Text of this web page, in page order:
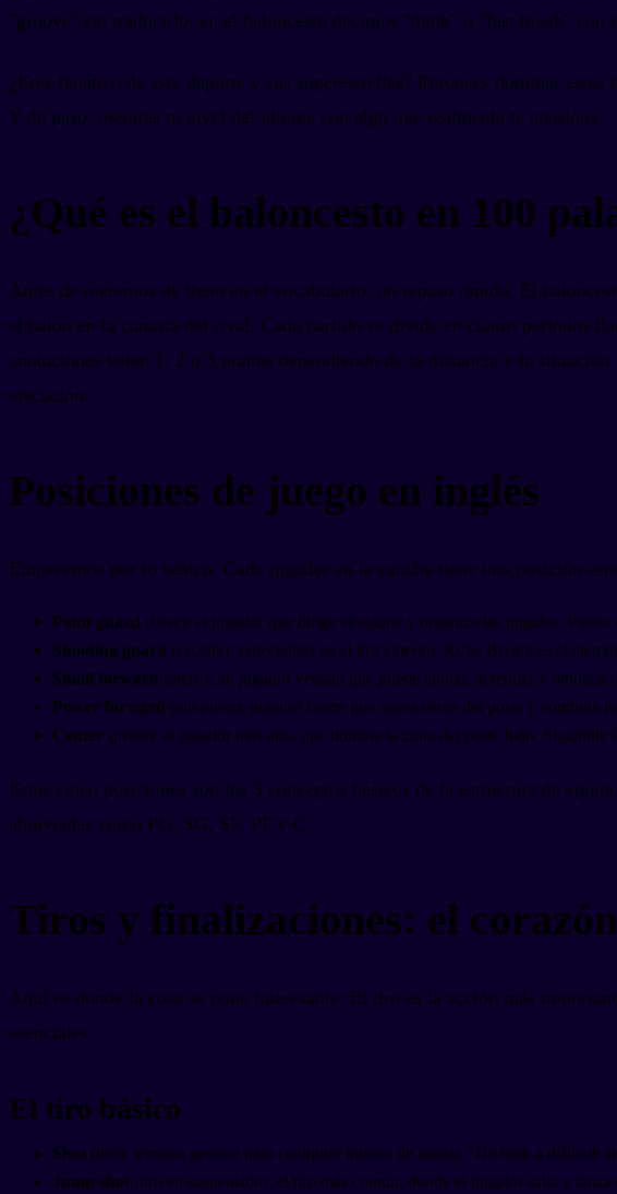
"groove" sin traducirlo, en el baloncesto decimos "dunk" o "fast break" con
¿Eres fanático de este deporte y sus superestrellas? Entonces dominar
Y de paso, mejoras tu nivel del idioma con algo que realmente te apasiona.
¿Qué es el baloncesto en 100
Antes de meternos de lleno en el vocabulario, un repaso rápido. El
el balón en la canasta del rival. Cada partido se divide en cuatro periodos
anotaciones valen 1, 2 o 3 puntos dependiendo de la distancia y la
ejecución.
Posiciones de juego en inglés
Empecemos por lo básico. Cada jugador en la cancha tiene una posición
Point guard (base): el jugador que dirige el ataque y organiza las jugadas.
Shooting guard (escolta): especialista en el tiro exterior. Kobe Bryant es el
Small forward (alero): un jugador versátil que puede anotar, defender y
Power forward (ala-pívot): jugador fuerte que opera cerca del poste y combina
Center (pívot): el jugador más alto, que domina la zona del poste bajo. Shaquille
Estas cinco posiciones son los 5 conceptos básicos de la estructura de
abreviadas como PG, SG, SF, PF y C.
Tiros y finalizaciones: el
Aquí es donde la cosa se pone interesante. El tiro es la acción más
esenciales.
El tiro básico
Shot (tiro): término general para cualquier intento de anotar. "He took a difficult
Jump shot (tiro en suspensión): el tiro más común, donde el jugador salta y